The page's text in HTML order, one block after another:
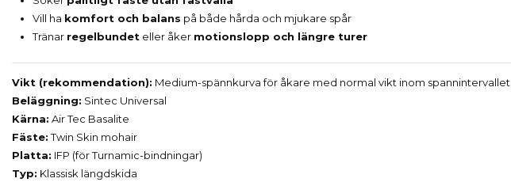
Vill ha komfort och balans på både hårda och mjukare spår
Tränar regelbundet eller åker motionslopp och längre turer
Vikt (rekommendation): Medium-spännkurva för åkare med normal vikt inom spannintervallet
Beläggning: Sintec Universal
Kärna: Air Tec Basalite
Fäste:Twin Skin mohair
Platta: IFP (för Turnamic-bindningar)
Typ: Klassisk längdskida